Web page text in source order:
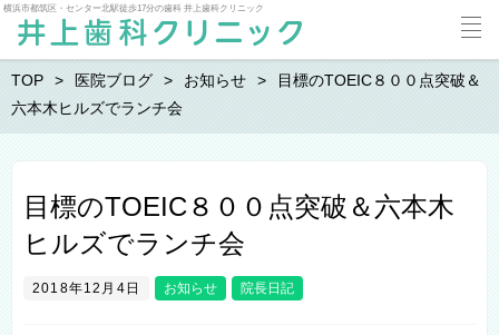
横浜市都筑区・センター北駅徒歩17分の歯科 井上歯科クリニック
TOP 医院ブログ お知らせ
目標のTOEIC８００点突破＆
六本木ヒルズでランチ会
目標のTOEIC８００点突破＆六本木
ヒルズでランチ会
2018年12月4日 お知らせ 院長日記